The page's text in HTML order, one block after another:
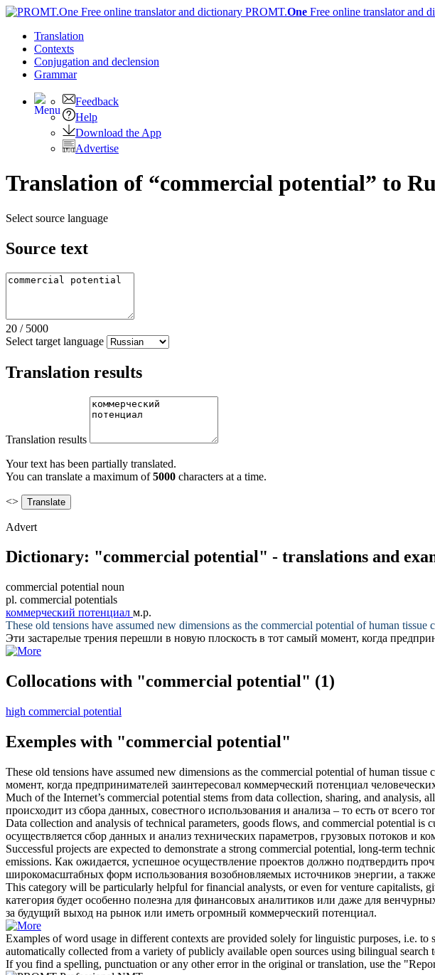
PROMT.One Free online translator and
Translation
Contexts
Conjugation and declension
Grammar
Feedback
Help
Download the App
Advertise
Translation of “commercial potential” to
Select source language
Source text
20 / 5000
Select target language
Translation results
Translation results
Your text has been partially translated.
You can translate a maximum of5000 characters at a time.
<>
Advert
Dictionary: "commercial potential" - translations and
commercial potential noun
pl. commercial potentials
коммерческий потенциал м.р.
These old tensions have assumed new dimensions as the commercial potential of human tissue
Эти застарелые трения перешли в новую плоскость в тот самый момент, когда
Collocations with "commercial potential" (1)
high commercial potential
Exemples with "commercial potential"
These old tensions have assumed new dimensions as the commercial potential of human tissue
момент, когда предпринимателей заинтересовал коммерческий потенциал
Much of the Internet’s commercial potential stems from data collection, sharing, and analysis,
происходит из сбора данных, совестного использования и анализа – то есть от всего
Data collection and analysis of technical parameters, goods flows, and commercial potential is
осуществляется сбор данных и анализ технических параметров, грузовых потоков и
Successful projects are expected to demonstrate a strong commercial potential, long-term
emissions. Как ожидается, успешное осуществление проектов должно подтвердить
широкомасштабных форм использования возобновляемых источников энергии, а
This category will be particularly helpful for financial analysts, or even for venture capitalists,
категория будет особенно полезна для финансовых аналитиков или даже для
за будущий выход на рынок или иметь огромный коммерческий потенциал.
Examples of word usage in different contexts are provided solely for linguistic purposes, i.e.
automatically collected from a variety of publicly available open sources using bilingual search
If you find a spelling, punctuation or any other error in the original or translation, use the